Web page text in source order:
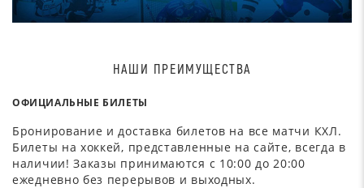
НАШИ ПРЕИМУЩЕСТВА
ОФИЦИАЛЬНЫЕ БИЛЕТЫ
Бронирование и доставка билетов на все матчи КХЛ.
Билеты на хоккей, представленные на сайте, всегда в
наличии! Заказы принимаются с 10:00 до 20:00
ежедневно без перерывов и выходных.